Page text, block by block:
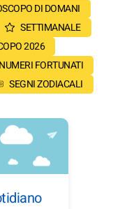
DI DOMANI
SETTIMANALE
2026
NUMERI FORTUNATI
SEGNI ZODIACALI